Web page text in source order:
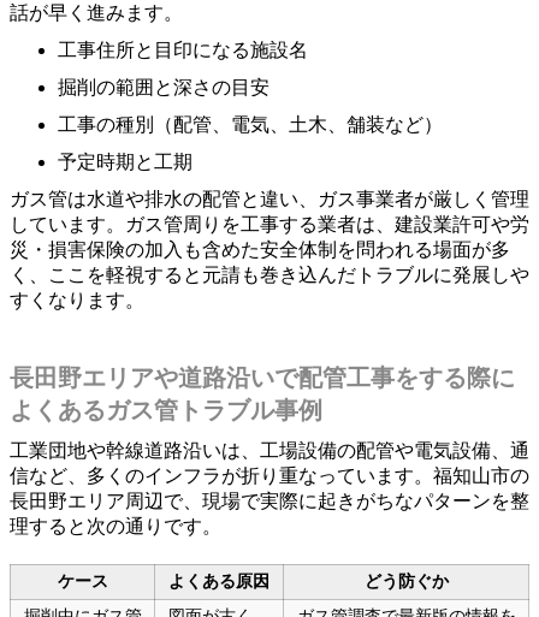
話が早く進みます。
工事住所と目印になる施設名
掘削の範囲と深さの目安
工事の種別（配管、電気、土木、舗装など）
予定時期と工期
ガス管は水道や排水の配管と違い、ガス事業者が厳しく管理
しています。ガス管周りを工事する業者は、建設業許可や労
災・損害保険の加入も含めた安全体制を問われる場面が多
く、ここを軽視すると元請も巻き込んだトラブルに発展しや
すくなります。
長田野エリアや道路沿いで配管工事をする際に
よくあるガス管トラブル事例
工業団地や幹線道路沿いは、工場設備の配管や電気設備、通
信など、多くのインフラが折り重なっています。福知山市の
長田野エリア周辺で、現場で実際に起きがちなパターンを整
理すると次の通りです。
ケース よくある原因
どう防ぐか